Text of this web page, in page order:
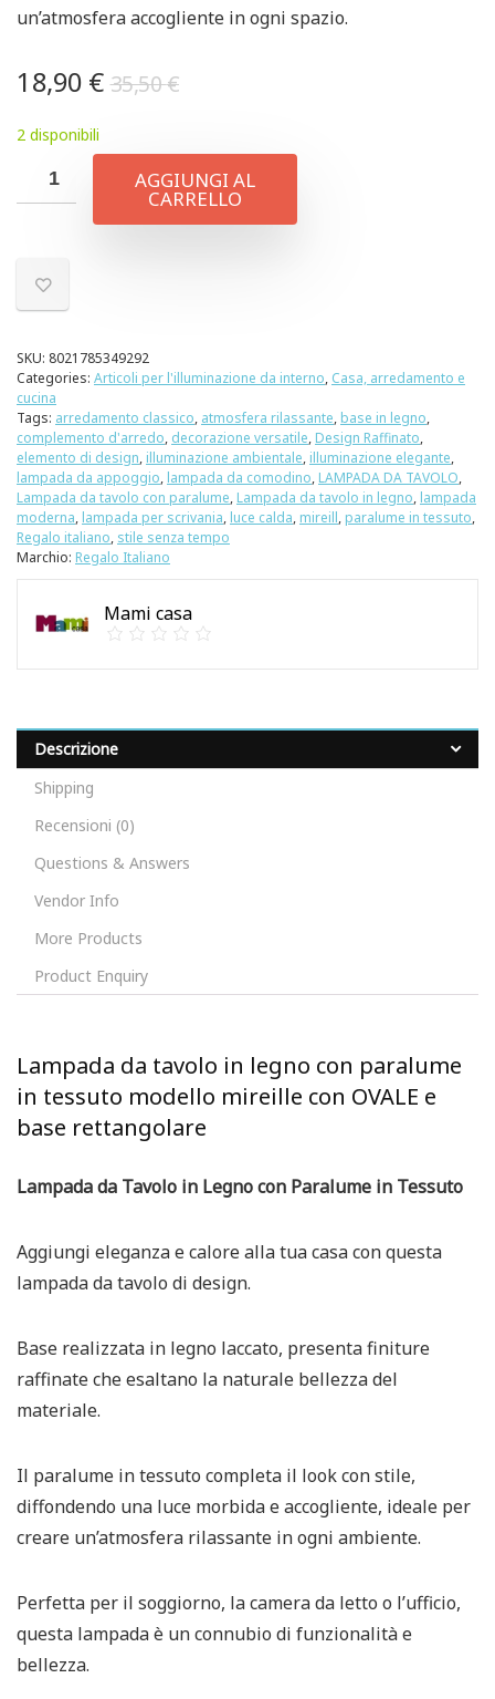
un’atmosfera accogliente in ogni spazio.
35,50€
18,90 €
2 disponibili
AGGIUNGI AL
CARRELLO
SKU: 8021785349292
Categories: Articoli per l'illuminazione da interno, Casa, arredamento e
cucina
Tags: arredamento classico, atmosfera rilassante, base in legno,
complemento d'arredo, decorazione versatile, Design Raffinato,
elemento di design, illuminazione ambientale, illuminazione elegante,
lampada da appoggio, lampada da comodino, LAMPADA DA TAVOLO,
Lampada da tavolo con paralume, Lampada da tavolo in legno, lampada
moderna, lampada per scrivania, luce calda, mireill, paralume in tessuto,
Regalo italiano, stile senza tempo
Marchio: Regalo Italiano
Mami casa
Descrizione
Shipping
Recensioni (0)
Questions & Answers
Vendor Info
More Products
Product Enquiry
Lampada da tavolo in legno con paralume
in tessuto modello mireille con OVALE e
base rettangolare
Lampada da Tavolo in Legno con Paralume in Tessuto
Aggiungi eleganza e calore alla tua casa con questa
lampada da tavolo di design.
Base realizzata in legno laccato, presenta finiture
raffinate che esaltano la naturale bellezza del
materiale.
Il paralume in tessuto completa il look con stile,
diffondendo una luce morbida e accogliente, ideale per
creare un’atmosfera rilassante in ogni ambiente.
Perfetta per il soggiorno, la camera da letto o l’ufficio,
questa lampada è un connubio di funzionalità e
bellezza.